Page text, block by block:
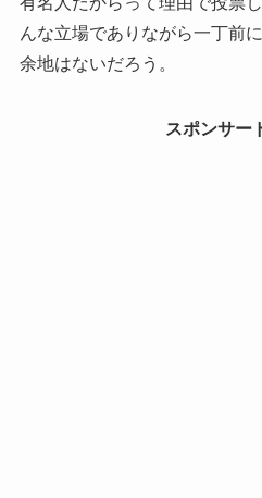
んな立場でありながら一丁前
余地はないだろう。
スポンサー